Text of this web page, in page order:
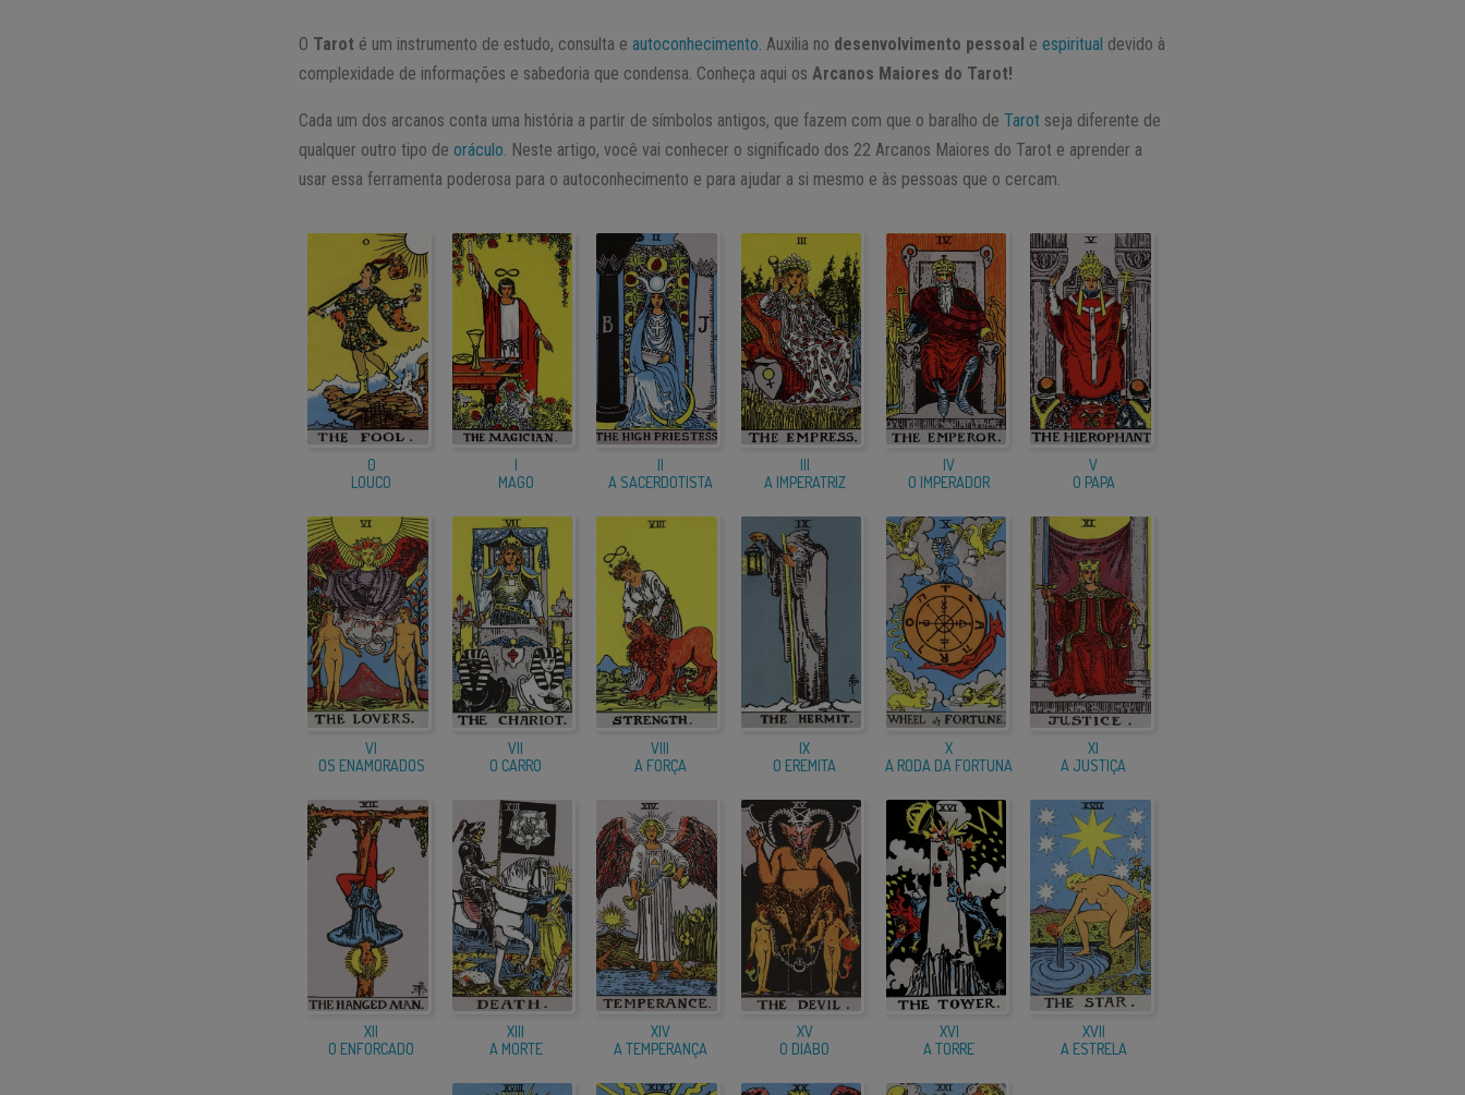
O Tarot é um instrumento de estudo, consulta eautoconhecimento. Auxilia no desenvolvimento pessoal eespiritual devido à
complexidade de informações e sabedoria que condensa. Conheça aqui osArcanos Maiores do Tarot!
Cada um dos arcanos conta uma história a partir de símbolos antigos, que fazem com que o baralho deTarot seja diferente de
qualquer outro tipo deoráculo. Neste artigo, você vai conhecer o significado dos 22 Arcanos Maiores do Tarot e aprender a
usar essa ferramenta poderosa para o autoconhecimento e para ajudar a si mesmo e às pessoas que o cercam.
0
LOUCO
I
MAGO
II
A SACERDOTISTA
III
A IMPERATRIZ
IV
O IMPERADOR
V
O PAPA
VI
OS ENAMORADOS
VII
O CARRO
VIII
A FORÇA
IX
O EREMITA
X
A RODA DA FORTUNA
XI
A JUSTIÇA
XII
O ENFORCADO
XIII
A MORTE
XIV
A TEMPERANÇA
XV
O DIABO
XVI
A TORRE
XVII
A ESTRELA